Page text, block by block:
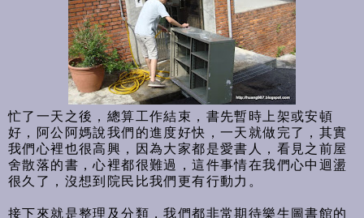
忙了一天之後，總算工作結束，書先暫時上架或安頓
好，阿公阿媽說我們的進度好快，一天就做完了，其實
我們心裡也很高興，因為大家都是愛書人，看見之前屋
舍散落的書，心裡都很難過，這件事情在我們心中迴盪
很久了，沒想到院民比我們更有行動力。
接下來就是整理及分類，我們都非常期待樂生圖書館的